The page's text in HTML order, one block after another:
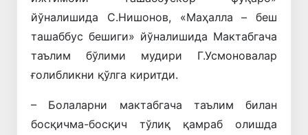
йўналишида С.Нишонов, «Маҳалла – беш
ташаббус бешиги» йўналишида Мактабгача
таълим бўлими мудири Г.Усмоновалар
ғолибликни қўлга киритди.
– Болаларни мактабгача таълим билан
босқичма-босқич тўлиқ қамраб олишда